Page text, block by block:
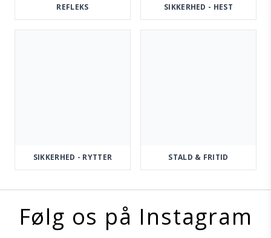
REFLEKS SIKKERHED - HEST
SIKKERHED - RYTTER STALD & FRITID
Følg os på Instagram